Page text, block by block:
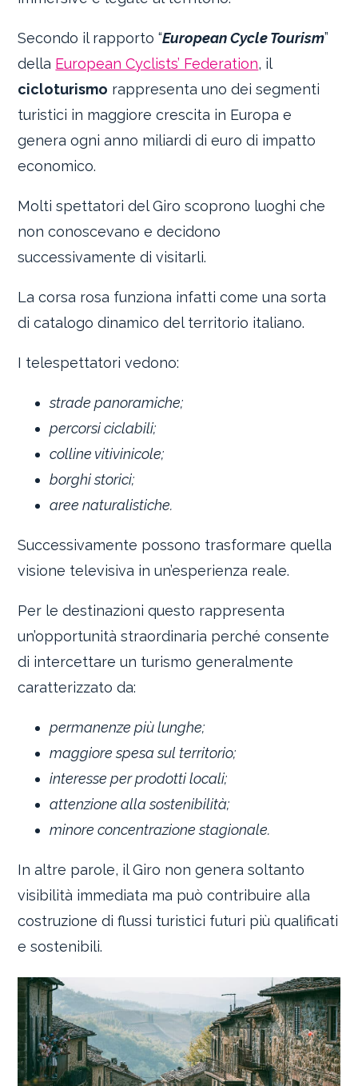
Secondo il rapporto “European Cycle Tourism”
della European Cyclists’ Federation, il
cicloturismo rappresenta uno dei segmenti
turistici in maggiore crescita in Europa e
genera ogni anno miliardi di euro di impatto
economico.
Molti spettatori del Giro scoprono luoghi che
non conoscevano e decidono
successivamente di visitarli.
La corsa rosa funziona infatti come una sorta
di catalogo dinamico del territorio italiano.
I telespettatori vedono:
strade panoramiche;
percorsi ciclabili;
colline vitivinicole;
borghi storici;
aree naturalistiche.
Successivamente possono trasformare quella
visione televisiva in un’esperienza reale.
Per le destinazioni questo rappresenta
un’opportunità straordinaria perché consente
di intercettare un turismo generalmente
caratterizzato da:
permanenze più lunghe;
maggiore spesa sul territorio;
interesse per prodotti locali;
attenzione alla sostenibilità;
minore concentrazione stagionale.
In altre parole, il Giro non genera soltanto
visibilità immediata ma può contribuire alla
costruzione di flussi turistici futuri più qualificati
e sostenibili.